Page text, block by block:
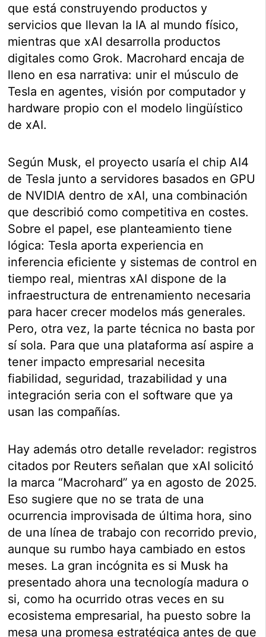
que está construyendo productos y
servicios que llevan la IA al mundo físico,
mientras que xAI desarrolla productos
digitales como Grok. Macrohard encaja de
lleno en esa narrativa: unir el músculo de
Tesla en agentes, visión por computador y
hardware propio con el modelo lingüístico
de xAI.
Según Musk, el proyecto usaría el chip AI4
de Tesla junto a servidores basados en GPU
de NVIDIA dentro de xAI, una combinación
que describió como competitiva en costes.
Sobre el papel, ese planteamiento tiene
lógica: Tesla aporta experiencia en
inferencia eficiente y sistemas de control en
tiempo real, mientras xAI dispone de la
infraestructura de entrenamiento necesaria
para hacer crecer modelos más generales.
Pero, otra vez, la parte técnica no basta por
sí sola. Para que una plataforma así aspire a
tener impacto empresarial necesita
fiabilidad, seguridad, trazabilidad y una
integración seria con el software que ya
usan las compañías.
Hay además otro detalle revelador: registros
citados por Reuters señalan que xAI solicitó
la marca “Macrohard” ya en agosto de 2025.
Eso sugiere que no se trata de una
ocurrencia improvisada de última hora, sino
de una línea de trabajo con recorrido previo,
aunque su rumbo haya cambiado en estos
meses. La gran incógnita es si Musk ha
presentado ahora una tecnología madura o
si, como ha ocurrido otras veces en su
ecosistema empresarial, ha puesto sobre la
mesa una promesa estratégica antes de que